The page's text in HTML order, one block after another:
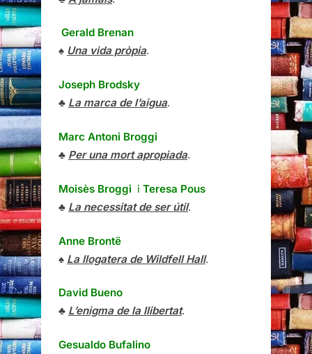
Gerald Brenan
♠ Una vida pròpia.
Joseph Brodsky
♣ La marca de l’aigua.
Marc Antoni Broggi
♣ Per una mort apropiada.
Moisès Broggi i Teresa Pous
♣ La necessitat de ser útil.
Anne Brontë
♠ La llogatera de Wildfell Hall.
David Bueno
♣ L’enigma de la llibertat.
Gesualdo Bufalino